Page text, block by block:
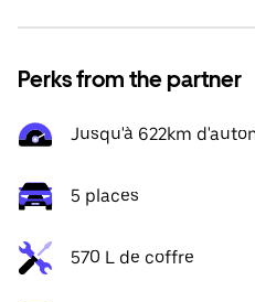
Perks from the partner
Jusqu'à 622km
5 places
570 L de coffre